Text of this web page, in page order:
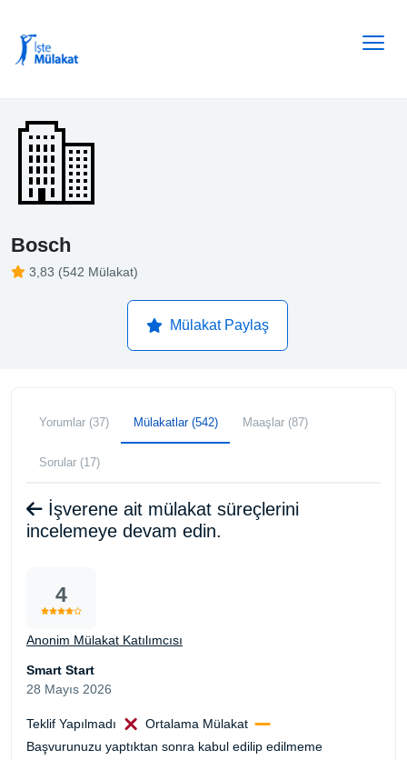
Bosch
3,83 (542 Mülakat)
Mülakat Paylaş
Yorumlar (37) Mülakatlar (542) Maaşlar (87)
Sorular (17)
İşverene ait mülakat süreçlerini
incelemeye devam edin.
4
Anonim Mülakat Katılımcısı
Smart Start
28 Mayıs 2026
Teklif Yapılmadı
Ortalama Mülakat
Başvurunuzu yaptıktan sonra kabul edilip edilmeme